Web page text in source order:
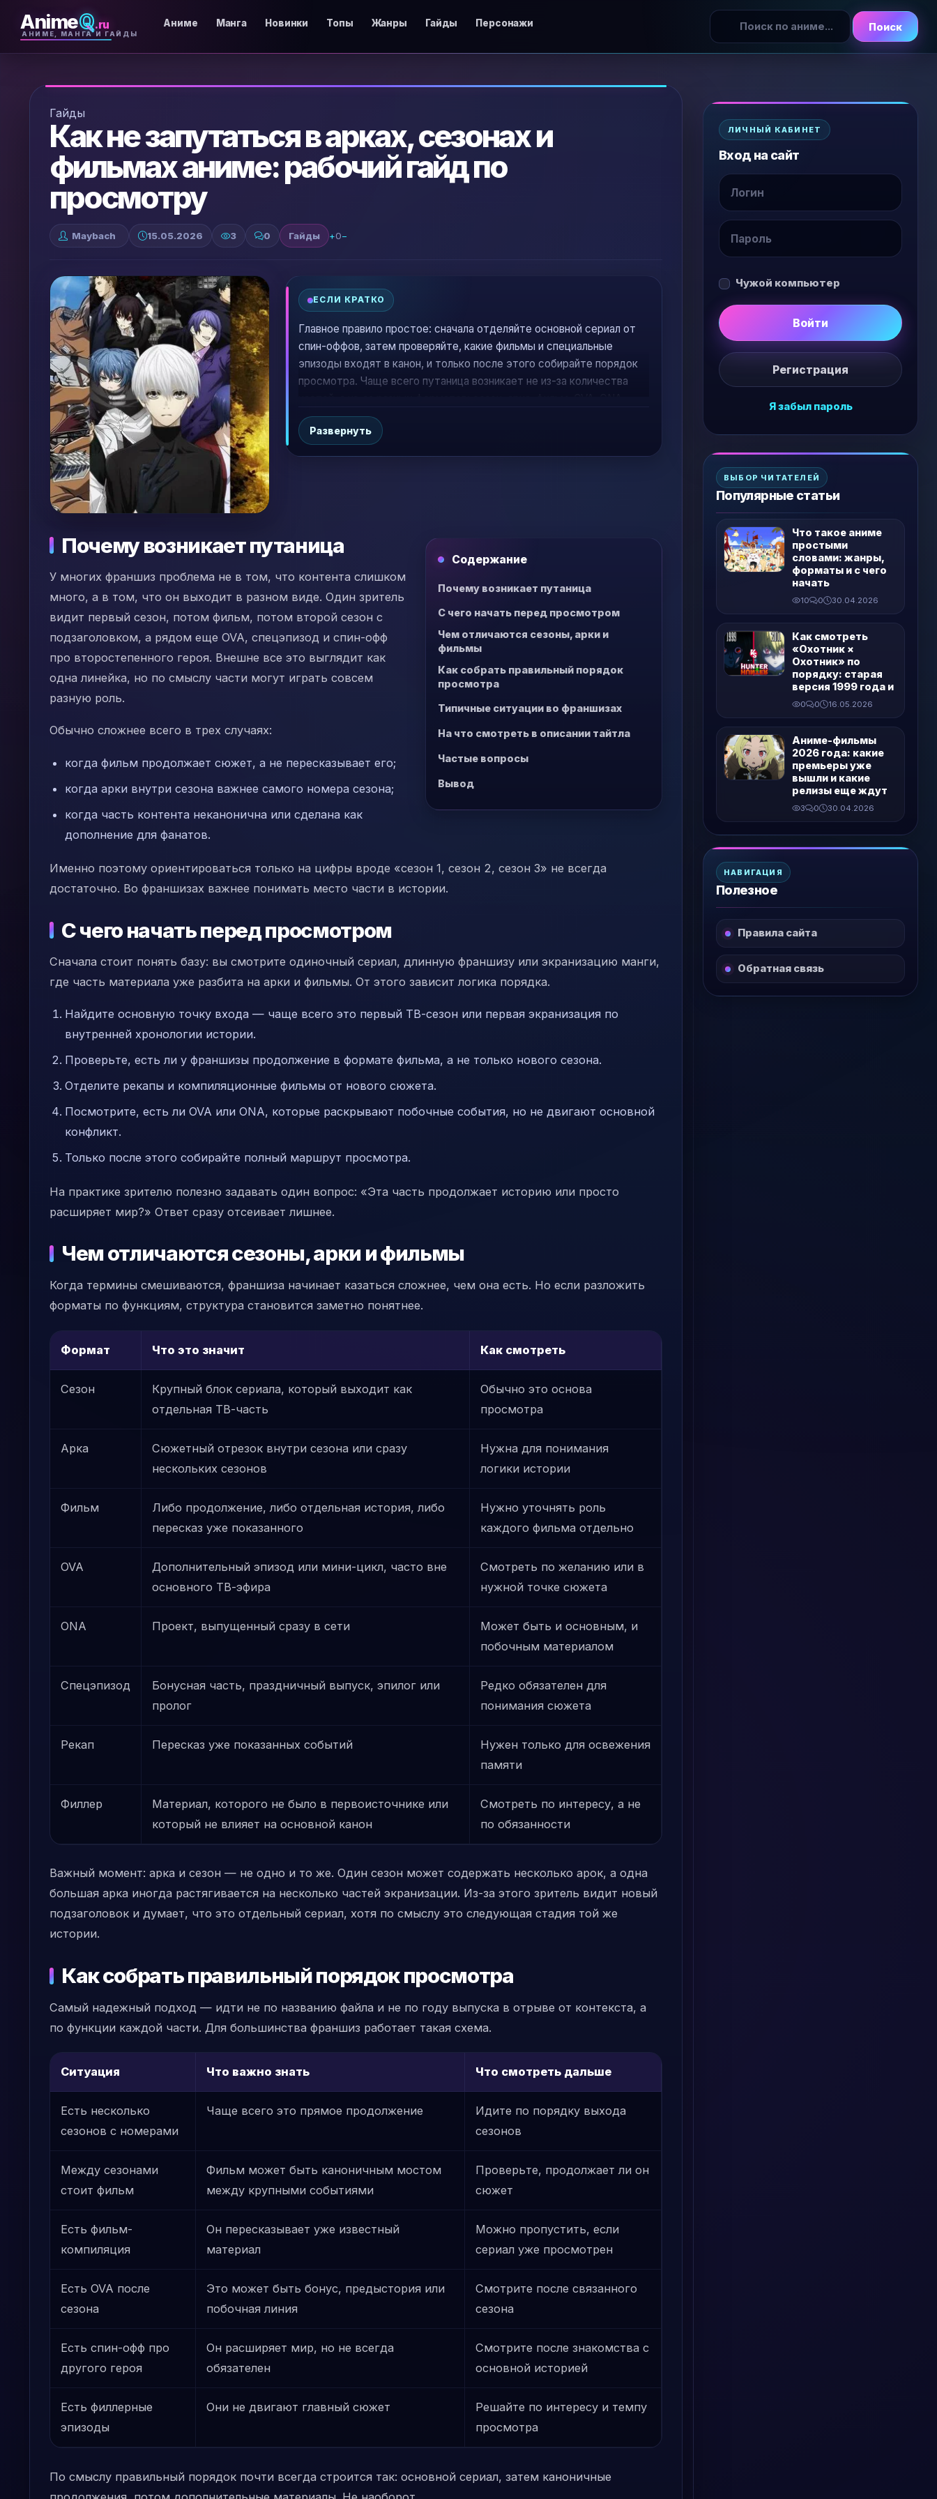
AnimeQ .ru
АНИМЕ, МАНГА И ГАЙДЫ
Аниме Манга Новинки Топы Жанры Гайды Персонажи Поиск
Гайды
Как не запутаться в арках, сезонах и
фильмах аниме: рабочий гайд по
просмотру
Maybach 15.05.2026 3 0 Гайды +0−
ЕСЛИ КРАТКО
Главное правило простое: сначала отделяйте основной сериал от
спин-оффов, затем проверяйте, какие фильмы и специальные
эпизоды входят в канон, и только после этого собирайте порядок
просмотра. Чаще всего путаница возникает не из-за количества
рекап и филлер решают разные задачи.
Развернуть
Содержание
Почему возникает путаница
С чего начать перед просмотром
Чем отличаются сезоны, арки и
фильмы
Как собрать правильный порядок
просмотра
Типичные ситуации во франшизах
На что смотреть в описании тайтла
Частые вопросы
Вывод
Почему возникает путаница
У многих франшиз проблема не в том, что контента слишком
много, а в том, что он выходит в разном виде. Один зритель
видит первый сезон, потом фильм, потом второй сезон с
подзаголовком, а рядом еще OVA, спецэпизод и спин-офф
про второстепенного героя. Внешне все это выглядит как
одна линейка, но по смыслу части могут играть совсем
разную роль.
Обычно сложнее всего в трех случаях:
когда фильм продолжает сюжет, а не пересказывает его;
когда арки внутри сезона важнее самого номера сезона;
когда часть контента неканонична или сделана как
дополнение для фанатов.
Именно поэтому ориентироваться только на цифры вроде «сезон 1, сезон 2, сезон 3» не всегда
достаточно. Во франшизах важнее понимать место части в истории.
С чего начать перед просмотром
Сначала стоит понять базу: вы смотрите одиночный сериал, длинную франшизу или экранизацию манги,
где часть материала уже разбита на арки и фильмы. От этого зависит логика порядка.
Найдите основную точку входа — чаще всего это первый ТВ-сезон или первая экранизация по
внутренней хронологии истории.
Проверьте, есть ли у франшизы продолжение в формате фильма, а не только нового сезона.
Отделите рекапы и компиляционные фильмы от нового сюжета.
Посмотрите, есть ли OVA или ONA, которые раскрывают побочные события, но не двигают основной
конфликт.
Только после этого собирайте полный маршрут просмотра.
На практике зрителю полезно задавать один вопрос: «Эта часть продолжает историю или просто
расширяет мир?» Ответ сразу отсеивает лишнее.
Чем отличаются сезоны, арки и фильмы
Когда термины смешиваются, франшиза начинает казаться сложнее, чем она есть. Но если разложить
форматы по функциям, структура становится заметно понятнее.
Формат Что это значит Как смотреть
Сезон
Крупный блок сериала, который выходит как
отдельная ТВ-часть
Обычно это основа
просмотра
Арка
Сюжетный отрезок внутри сезона или сразу
нескольких сезонов
Нужна для понимания
логики истории
Фильм
Либо продолжение, либо отдельная история, либо
пересказ уже показанного
Нужно уточнять роль
каждого фильма отдельно
OVA
Дополнительный эпизод или мини-цикл, часто вне
основного ТВ-эфира
Смотреть по желанию или в
нужной точке сюжета
ONA Проект, выпущенный сразу в сети
Может быть и основным, и
побочным материалом
Спецэпизод
Бонусная часть, праздничный выпуск, эпилог или
пролог
Редко обязателен для
понимания сюжета
Рекап Пересказ уже показанных событий
Нужен только для освежения
памяти
Филлер
Материал, которого не было в первоисточнике или
который не влияет на основной канон
Смотреть по интересу, а не
по обязанности
Важный момент: арка и сезон — не одно и то же. Один сезон может содержать несколько арок, а одна
большая арка иногда растягивается на несколько частей экранизации. Из-за этого зритель видит новый
подзаголовок и думает, что это отдельный сериал, хотя по смыслу это следующая стадия той же
истории.
Как собрать правильный порядок просмотра
Самый надежный подход — идти не по названию файла и не по году выпуска в отрыве от контекста, а
по функции каждой части. Для большинства франшиз работает такая схема.
Ситуация Что важно знать Что смотреть дальше
Есть несколько
сезонов с номерами
Чаще всего это прямое продолжение
Идите по порядку выхода
сезонов
Между сезонами
стоит фильм
Фильм может быть каноничным мостом
между крупными событиями
Проверьте, продолжает ли он
сюжет
Есть фильм-
компиляция
Он пересказывает уже известный
материал
Можно пропустить, если
сериал уже просмотрен
Есть OVA после
сезона
Это может быть бонус, предыстория или
побочная линия
Смотрите после связанного
сезона
Есть спин-офф про
другого героя
Он расширяет мир, но не всегда
обязателен
Смотрите после знакомства с
основной историей
Есть филлерные
эпизоды
Они не двигают главный сюжет
Решайте по интересу и темпу
просмотра
По смыслу правильный порядок почти всегда строится так: основной сериал, затем каноничные
ЛИЧНЫЙ КАБИНЕТ
Вход на сайт
Чужой компьютер
Войти
Регистрация
Я забыл пароль
ВЫБОР ЧИТАТЕЛЕЙ
Популярные статьи
Что такое аниме
простыми
словами: жанры,
форматы и с чего
начать
10 0 30.04.2026
Как смотреть
«Охотник ×
Охотник» по
порядку: старая
версия 1999 года и
0 0 16.05.2026
Аниме-фильмы
2026 года: какие
премьеры уже
вышли и какие
релизы еще ждут
3 0 30.04.2026
НАВИГАЦИЯ
Полезное
Правила сайта
Обратная связь